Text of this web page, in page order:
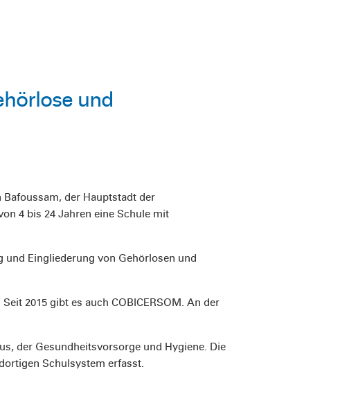
und
Bafoussam, der Hauptstadt der
4 bis 24 Jahren eine Schule mit
und Eingliederung von Gehörlosen und
2015 gibt es auch COBICERSOM. An der
der Gesundheitsvorsorge und Hygiene. Die
Schulsystem erfasst.